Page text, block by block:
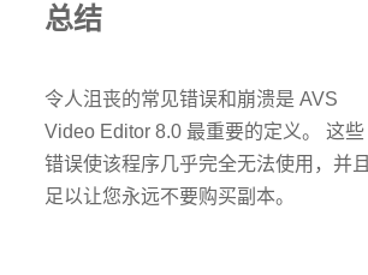
总结
令人沮丧的常见错误和崩溃是 AVS
Video Editor 8.0 最重要的定义。 这些
错误使该程序几乎完全无法使用，并且
足以让您永远不要购买副本。